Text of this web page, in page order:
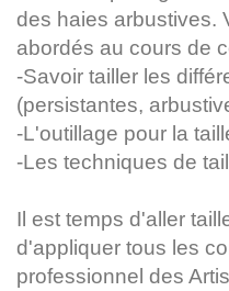
des haies arbustives.
abordés au cours de
-Savoir tailler les
(persistantes,
-L'outillage pour la
-Les techniques de
Il est temps d'aller
d'appliquer tous les
professionnel des